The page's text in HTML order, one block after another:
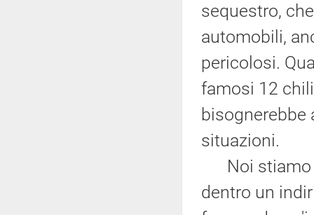
sequestro,
automobili,
pericolosi.
famosi 12
bisognerebbe
situazioni.
Noi stiamo
dentro un